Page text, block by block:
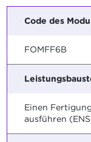
Code des
FOMFF6B
Einen
ausführen